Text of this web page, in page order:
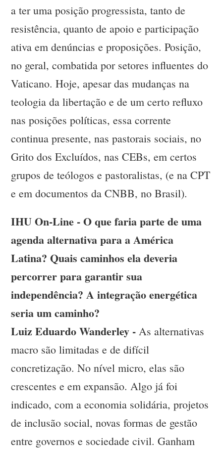
a ter uma posição progressista, tanto de
resistência, quanto de apoio e participação
ativa em denúncias e proposições. Posição,
no geral, combatida por setores influentes do
Vaticano. Hoje, apesar das mudanças na
teologia da libertação e de um certo refluxo
nas posições políticas, essa corrente
continua presente, nas pastorais sociais, no
Grito dos Excluídos, nas CEBs, em certos
grupos de teólogos e pastoralistas, (e na CPT
e em documentos da CNBB, no Brasil).
IHU On-Line - O que faria parte de uma
agenda alternativa para a América
Latina? Quais caminhos ela deveria
percorrer para garantir sua
independência? A integração energética
seria um caminho?
Luiz Eduardo Wanderley - As alternativas
macro são limitadas e de difícil
concretização. No nível micro, elas são
crescentes e em expansão. Algo já foi
indicado, com a economia solidária, projetos
de inclusão social, novas formas de gestão
entre governos e sociedade civil. Ganham